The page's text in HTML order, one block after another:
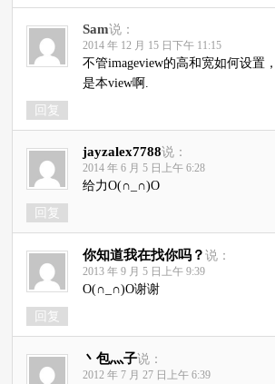
Sam说：
2014 年 12 月 15 日下午 11:15
不管imageview的高和宽如何设置
是本view啊.
回复
jayzalex7788说：
2014 年 6 月 5 日上午 6:28
给力O(∩_∩)O
回复
你知道我在找你吗？说：
2013 年 9 月 5 日上午 9:39
O(∩_∩)O谢谢
回复
丶包灬子说：
2012 年 7 月 27 日上午 6:39